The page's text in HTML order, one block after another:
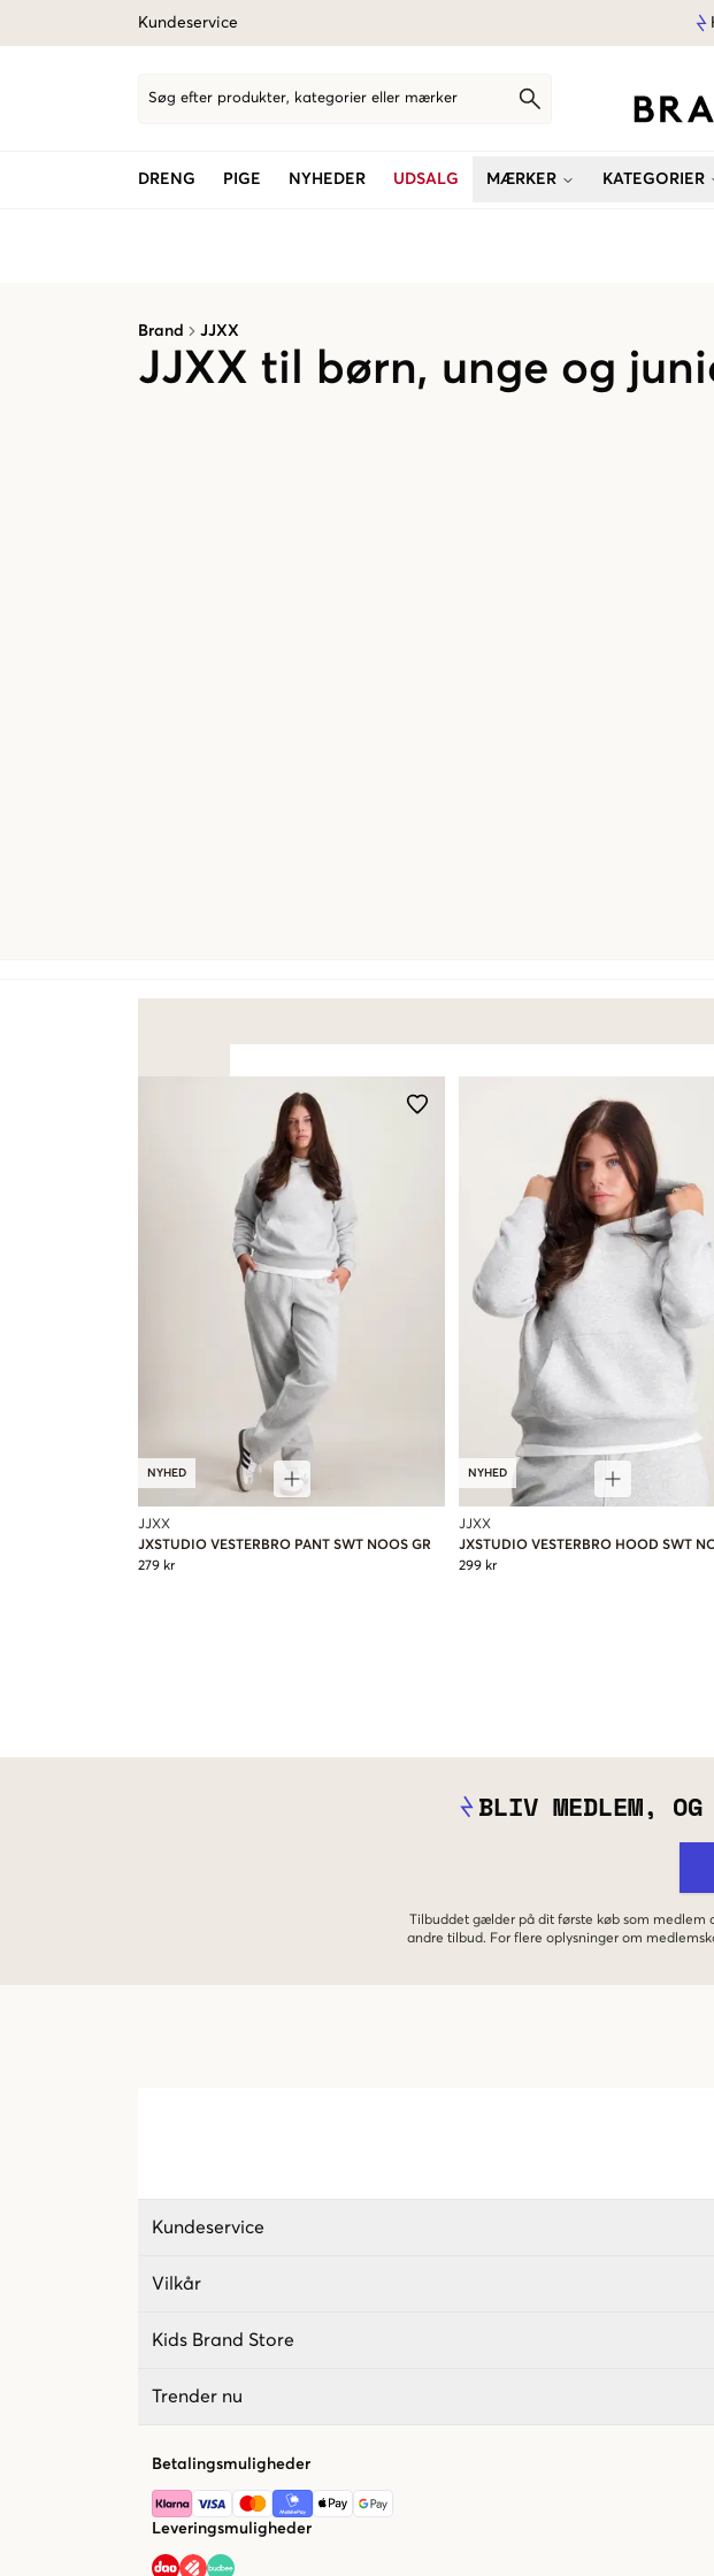
Kundeservice
Søg efter produkter, kategorier eller mærker
DRENG PIGE NYHEDER UDSALG MÆRKER KATEGORIER
Brand JJXX
JJXX til børn, unge og
NYHED
JJXX
JXSTUDIO VESTERBRO PANT SWT NOOS GR
279 kr
NYHED
JJXX
JXSTUDIO VESTERBRO HOOD SWT
299 kr
BLIV MEDLEM,
Tilbuddet gælder på dit første køb som medlem
andre tilbud. For flere oplysninger om
Kundeservice
Vilkår
Kids Brand Store
Trender nu
Betalingsmuligheder
Leveringsmuligheder